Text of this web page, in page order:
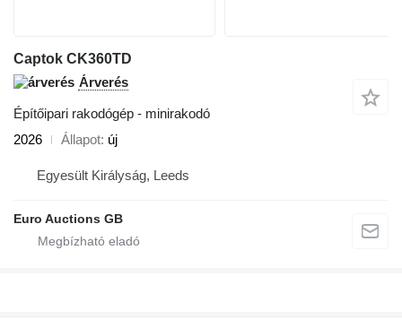
Captok CK360TD
Árverés
Építőipari rakodógép - minirakodó
2026
Állapot új
Egyesült Királyság, Leeds
Euro Auctions GB